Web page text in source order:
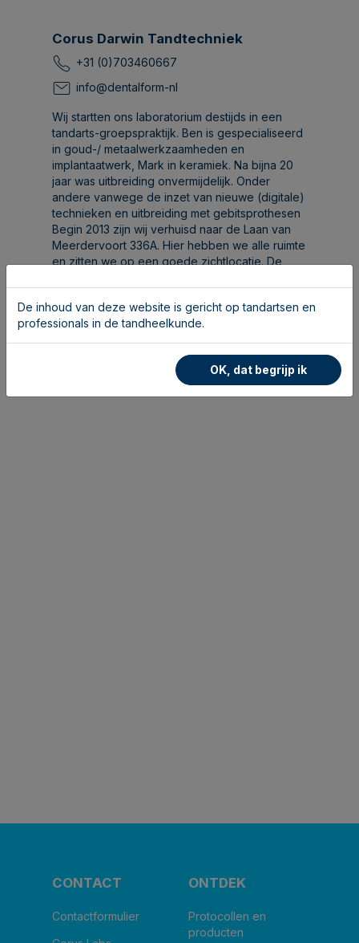
Corus Darwin Tandtechniek
+31 (0)703460667
info@dentalform-nl
Wij startten ons laboratorium destijds in een
tandarts-groepspraktijk. Ben is gespecialiseerd
in goud-/ metaalwerkzaamheden en
implantaatwerk, Mark in keramiek. Na bijna 20
jaar was uitbreiding onvermijdelijk. Onder
andere vanwege de inzet van nieuwe (digitale)
technieken en uitbreiding met gebitsprothesen
Begin 2013 zijn wij verhuisd naar de Laan van
Meerdervoort 336A. Hier hebben we alle ruimte
en zitten we op een goede zichtlocatie. De
inmiddels uitgebreid van 4 naar 9
behandelkamers en is in handen van Dental
Clinics.
CONTACT
Contactformulier
ONTDEK
Protocollen en
producten
De inhoud van deze website is gericht op tandartsen en
professionals in de tandheelkunde.
OK, dat begrijp ik